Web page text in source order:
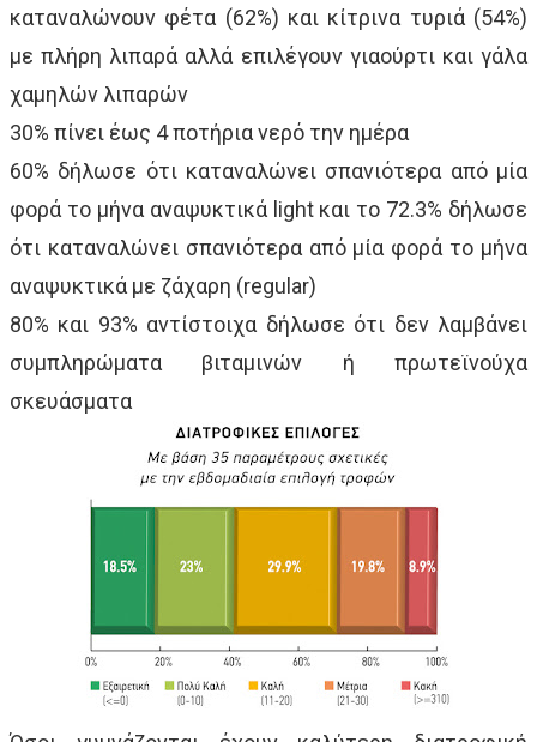
καταναλώνουν φέτα (62%) και κίτρινα τυριά (54%)
με πλήρη λιπαρά αλλά επιλέγουν γιαούρτι και γάλα
χαμηλών λιπαρών
30% πίνει έως 4 ποτήρια νερό την ημέρα
60% δήλωσε ότι καταναλώνει σπανιότερα από μία
φορά το μήνα αναψυκτικά light και το 72.3% δήλωσε
ότι καταναλώνει σπανιότερα από μία φορά το μήνα
αναψυκτικά με ζάχαρη (regular)
80% και 93% αντίστοιχα δήλωσε ότι δεν λαμβάνει
συμπληρώματα βιταμινών ή πρωτεϊνούχα
σκευάσματα